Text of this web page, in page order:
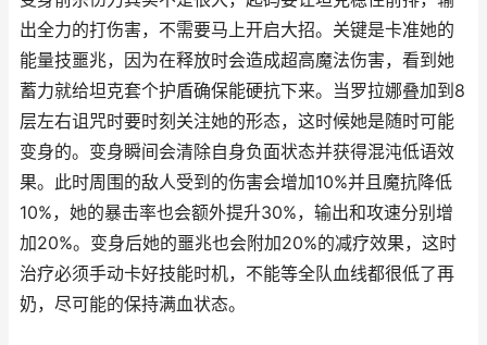
出全力的打伤害，不需要马上开启大招。关键是卡准她的
能量技噩兆，因为在释放时会造成超高魔法伤害，看到她
蓄力就给坦克套个护盾确保能硬抗下来。当罗拉娜叠加到8
层左右诅咒时要时刻关注她的形态，这时候她是随时可能
变身的。变身瞬间会清除自身负面状态并获得混沌低语效
果。此时周围的敌人受到的伤害会增加10%并且魔抗降低
10%，她的暴击率也会额外提升30%，输出和攻速分别增
加20%。变身后她的噩兆也会附加20%的减疗效果，这时
治疗必须手动卡好技能时机，不能等全队血线都很低了再
奶，尽可能的保持满血状态。